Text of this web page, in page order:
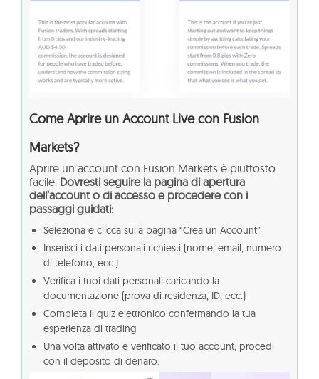
Come Aprire un Account Live con Fusion
Markets?
Aprire un account con Fusion Markets è piuttosto
facile. Dovresti seguire la pagina di apertura
dell’account o di accesso e procedere con i
passaggi guidati:
Seleziona e clicca sulla pagina “Crea un Account”
Inserisci i dati personali richiesti (nome, email, numero
di telefono, ecc.)
Verifica i tuoi dati personali caricando la
documentazione (prova di residenza, ID, ecc.)
Completa il quiz elettronico confermando la tua
esperienza di trading
Una volta attivato e verificato il tuo account, procedi
con il deposito di denaro.